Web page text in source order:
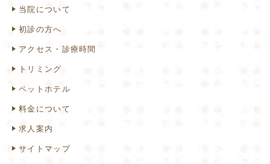
当院について
初診の方へ
アクセス・診療時間
トリミング
ペットホテル
料金について
求人案内
サイトマップ